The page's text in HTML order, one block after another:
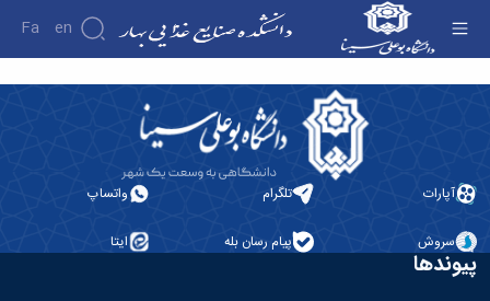
Fa En
ریاست
آلبوم
عکس
آپارات تلگرام واتساپ
سروش پیام رسان بله ایتا
پیوندها